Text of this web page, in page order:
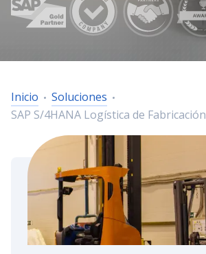
Inicio
Soluciones
SAP S/4HANA Logística de Fabricación